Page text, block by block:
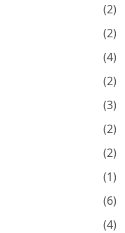
(2)
(2)
(4)
(2)
(3)
(2)
(2)
(1)
(6)
(4)